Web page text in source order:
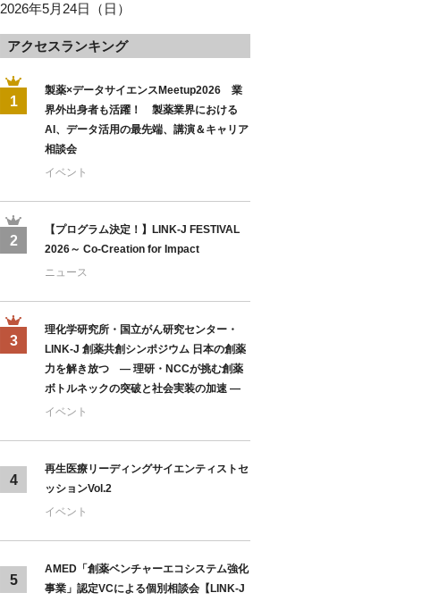
2026年5月24日（日）
アクセスランキング
1
製薬×データサイエンスMeetup2026 業
界外出身者も活躍！ 製薬業界における
AI、データ活用の最先端、講演＆キャリア
相談会
イベント
2
【プログラム決定！】LINK-J FESTIVAL
2026～ Co-Creation for Impact
ニュース
3
理化学研究所・国立がん研究センター・
LINK-J 創薬共創シンポジウム 日本の創薬
力を解き放つ ― 理研・NCCが挑む創薬
ボトルネックの突破と社会実装の加速 ―
イベント
4
再生医療リーディングサイエンティストセ
ッションVol.2
イベント
5
AMED「創薬ベンチャーエコシステム強化
事業」認定VCによる個別相談会【LINK-J